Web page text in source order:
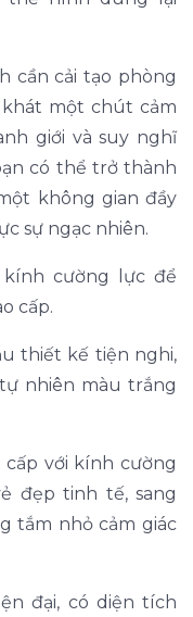
cần cải tạo phòng
một chút cảm
giới và suy nghĩ
có thể trở thành
không gian đầy
sự ngạc nhiên.
cường lực để
cấp.
thiết kế tiện nghi,
nhiên màu trắng
với kính cường
đẹp tinh tế, sang
tắm nhỏ cảm giác
đại, có diện tích